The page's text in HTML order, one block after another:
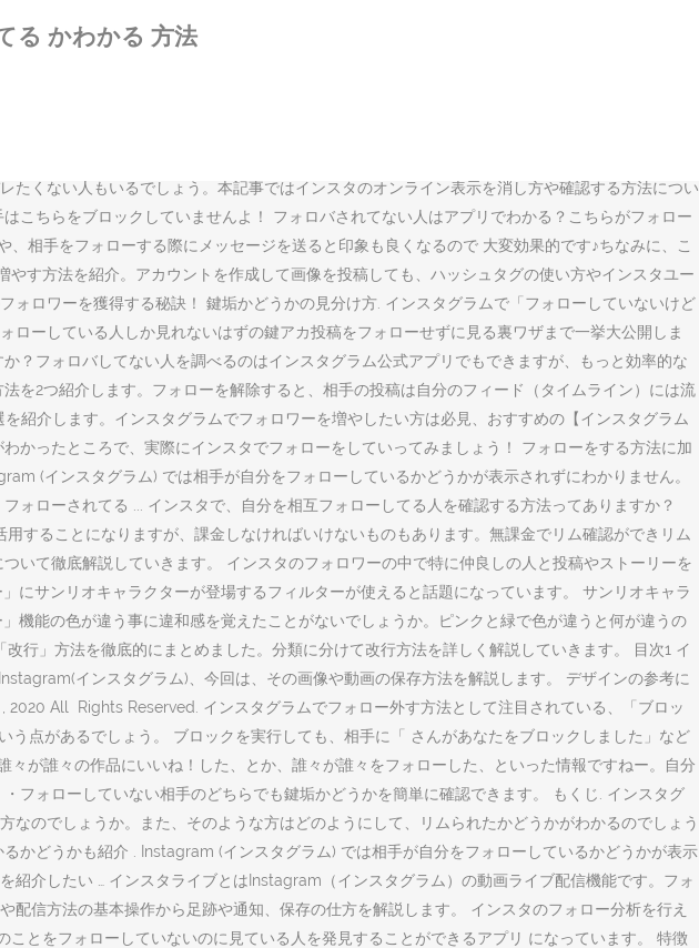
る かわかる 方法
って知っていますか？ この記事では、知っているとちょっと便利なタグ付けの方法や、タグ付
くない人もいるでしょう。本記事ではインスタのオンライン表示を消し方や確認する方法につい
こちらをブロックしていませんよ！ フォロバされてない人はアプリでわかる？こちらがフォロー
相手をフォローする際にメッセージを送ると印象も良くなるので 大変効果的です♪ちなみに、こ
す方法を紹介。アカウントを作成して画像を投稿しても、ハッシュタグの使い方やインスタユー
ロワーを獲得する秘訣！ 鍵垢かどうかの見分け方. インスタグラムで「フォローしていないけど
ーしている人しか見れないはずの鍵アカ投稿をフォローせずに見る裏ワザまで一挙大公開しま
？フォロバしてない人を調べるのはインスタグラム公式アプリでもできますが、もっと効率的な
を2つ紹介します。フォローを解除すると、相手の投稿は自分のフィード（タイムライン）には流
紹介します。インスタグラムでフォロワーを増やしたい方は必見、おすすめの【インスタグラム
かったところで、実際にインスタでフォローをしていってみましょう！ フォローをする方法に加
(インスタグラム) では相手が自分をフォローしているかどうかが表示されずにわかりません。
ローされてる ... インスタで、自分を相互フォローしてる人を確認する方法ってありますか？
することになりますが、課金しなければいけないものもあります。無課金でリム確認ができリム
いて徹底解説していきます。 インスタのフォロワーの中で特に仲良しの人と投稿やストーリーを
サンリオキャラクターが登場するフィルターが使えると話題になっています。 サンリオキャラ
機能の色が違う事に違和感を覚えたことがないでしょうか。ピンクと緑で色が違うと何が違うの
行」方法を徹底的にまとめました。分類に分けて改行方法を詳しく解説していきます。 目次1 イ
インスタグラム)、今回は、その画像や動画の保存方法を解説します。 デザインの参考に
All Rights Reserved. インスタグラムでフォロー外す方法として注目されている、「ブロッ
点があるでしょう。 ブロックを実行しても、相手に「 さんがあなたをブロックしました」など
が誰々の作品にいいね！した、とか、誰々が誰々をフォローした、といった情報ですねー。自分
フォローしていない相手のどちらでも鍵垢かどうかを簡単に確認できます。 もくじ. インスタグ
のでしょうか。また、そのような方はどのようにして、リムられたかどうかがわかるのでしょう
かどうかも紹介 . Instagram (インスタグラム) では相手が自分をフォローしているかどうかが表示
介したい … インスタライブとはInstagram（インスタグラム）の動画ライブ配信機能です。フォ
信方法の基本操作から足跡や通知、保存の仕方を解説します。 インスタのフォロー分析を行え
とをフォローしていないのに見ている人を発見することができるアプリ になっています。 特徴